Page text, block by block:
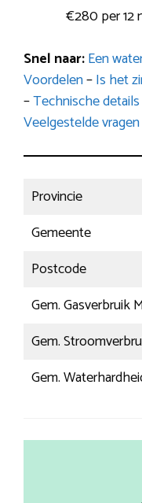
€280 per 12
Snel naar:Een
Voordelen–Is het
–Technische details
Veelgestelde
Provincie
Gemeente
Postcode
Gem. Gasverbruik
Gem.
Gem.